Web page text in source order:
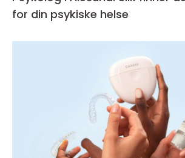
for din psykiske helse